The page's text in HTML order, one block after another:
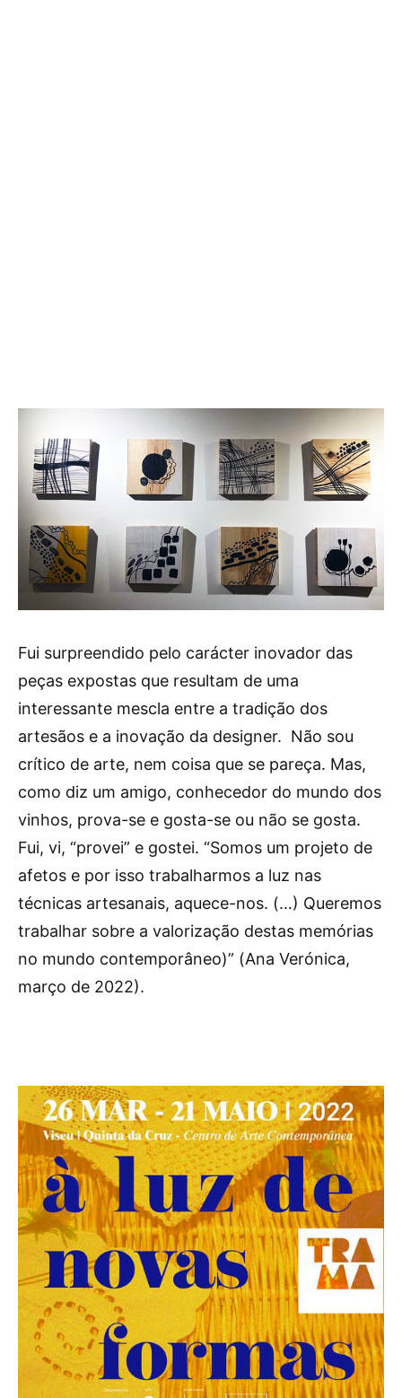
Fui surpreendido pelo carácter inovador das
peças expostas que resultam de uma
interessante mescla entre a tradição dos
artesãos e a inovação da designer. Não sou
crítico de arte, nem coisa que se pareça. Mas,
como diz um amigo, conhecedor do mundo dos
vinhos, prova-se e gosta-se ou não se gosta.
Fui, vi, “provei” e gostei. “Somos um projeto de
afetos e por isso trabalharmos a luz nas
técnicas artesanais, aquece-nos. (…) Queremos
trabalhar sobre a valorização destas memórias
no mundo contemporâneo)” (Ana Verónica,
março de 2022).